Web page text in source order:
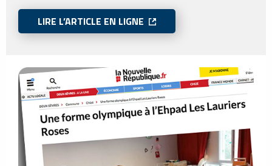
LIRE L’ARTICLE EN LIGNE